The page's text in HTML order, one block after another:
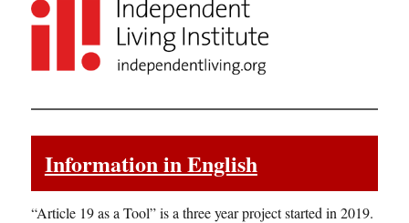
Information in English
“Article 19 as a Tool” is a three year project started in 2019.